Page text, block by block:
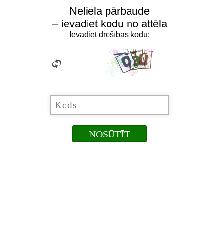
Neliela pārbaude
– ievadiet kodu no attēla
Ievadiet drošības kodu: